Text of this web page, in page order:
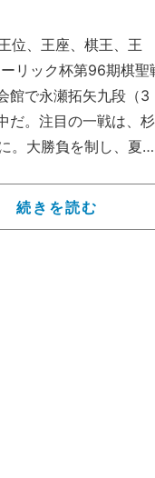
位、王座、棋王、王
リック杯第96期棋聖
館で永瀬拓矢九段（3
だ。注目の一戦は、杉
。大勝負を制し、夏季
竜王戦2組（1組：7
ルは叡王1期、王座4期
続きを読む